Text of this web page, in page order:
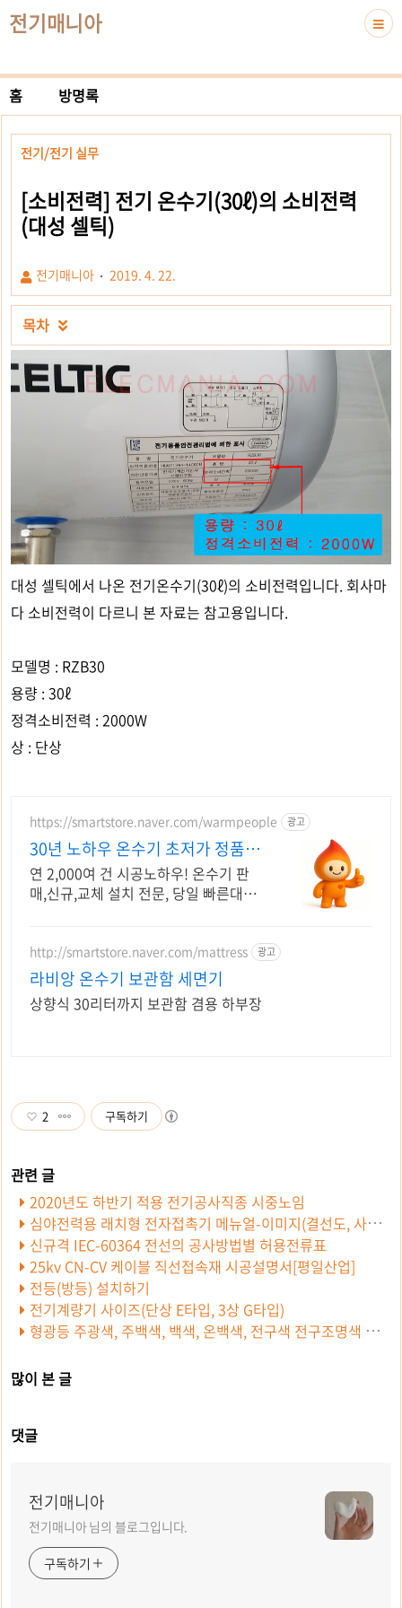
전기매니아
홈 방명록
전기/전기 실무
[소비전력] 전기 온수기(30ℓ)의 소비전력
(대성 셀틱)
전기매니아 2019. 4. 22.
목차 
대성 셀틱에서 나온 전기온수기(30ℓ)의 소비전력입니다. 회사마
다 소비전력이 다르니 본 자료는 참고용입니다.
모델명 : RZB30
용량 : 30ℓ
정격소비전력 : 2000W
상 : 단상
https://smartstore.naver.com/warmpeople 광고
30년 노하우 온수기 초저가 정품자
재 + A/S 확실
연 2,000여 건 시공노하우! 온수기 판
매,신규,교체 설치 전문, 당일 빠른대응
http://smartstore.naver.com/mattress 광고
라비앙 온수기 보관함 세면기
상향식 30리터까지 보관함 겸용 하부장
2 구독하기
2020년도 하반기 적용 전기공사직종 시중노임
심야전력용 래치형 전자접촉기 메뉴얼-이미지(결선도, 사용법,치수)
신규격 IEC-60364 전선의 공사방법별 허용전류표
25kv CN-CV 케이블 직선접속재 시공설명서[평일산업]
전등(방등) 설치하기
전기계량기 사이즈(단상 E타입, 3상 G타입)
형광등 주광색, 주백색, 백색, 온백색, 전구색 전구조명색 차이 구분
많이 본 글
댓글
전기매니아
전기매니아 님의 블로그입니다.
구독하기